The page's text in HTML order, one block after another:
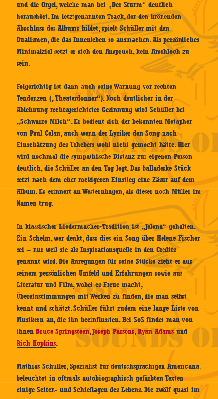
und die Orgel, welche man bei „Der Sturm“ deutlich
heraushört. Im letztgenannten Track, der den krönenden
Abschluss des Albums bildet, spielt Schüller mit den
Dualismen, die das Innenleben so ausmachen. Als persönliches
Minimalziel setzt er sich den Anspruch, kein Arschloch zu
sein.
Folgerichtig ist dann auch seine Warnung vor rechten
Tendenzen („Theaterdonner“). Noch deutlicher in der
Ablehnung rechtsgerichteter Gesinnung wird Schüller bei
„Schwarze Milch“. Er bedient sich der bekannten Metapher
von Paul Celan, auch wenn der Lyriker den Song nach
Einschätzung des Urhebers wohl nicht gemocht hätte. Hier
wird nochmal die sympathische Distanz zur eigenen Person
deutlich, die Schüller an den Tag legt. Das balladeske Stück
setzt nach dem eher rockigeren Einstieg eine Zäsur auf dem
Album. Es erinnert an Westernhagen, als dieser noch Müller im
Namen trug.
In klassischer Liedermacher-Tradition ist „Jelena“ gehalten.
Ein Schelm, wer denkt, dass dies ein Song über Helene Fischer
sei – nur weil sie als Inspirationsquelle in den Credits
genannt wird. Die Anregungen für seine Stücke zieht er aus
seinem persönlichen Umfeld und Erfahrungen sowie aus
Literatur und Film, wobei es Freue macht,
Übereinstimmungen mit Werken zu finden, die man selbst
kennt und schätzt. Schüller führt zudem eine lange Liste von
Musikern an, die ihn beeinflussten. Bei SoS findet man von
ihnenBruce Springsteen,Joseph Parsons,Ryan Adamsund
Rich Hopkins.
Mathias Schüller, Spezialist für deutschsprachigen Americana,
beleuchtet in oftmals autobiographisch gefärbten Texten
einige Seiten- und Schieflagen des Lebens. Die zwölf quasi im